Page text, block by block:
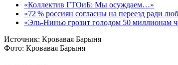
«Коллектив ГТОиБ: Мы осуждаем…»
«72 % россиян согласны на переезд ради
«Эль‑Ниньо грозит голодом 50 миллионам
Источник: Кровавая Барыня
Фото: Кровавая Барыня